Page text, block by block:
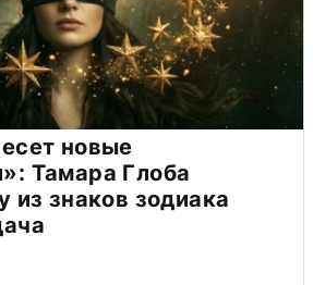
новые
Тамара Глоба
из знаков зодиака